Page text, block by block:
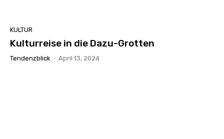
KULTUR
Kulturreise in die Dazu-Grotten
Tendenzblick - April 13, 2024